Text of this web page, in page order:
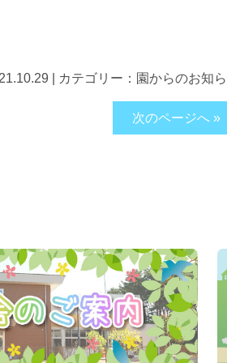
カテゴリー： 園からのお知
次のページへ »